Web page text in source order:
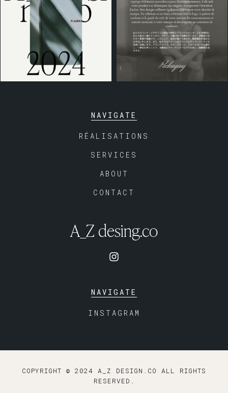
NAVIGATE
RÉALISATIONS
SERVICES
ABOUT
CONTACT
A_Z desing.co
NAVIGATE
INSTAGRAM
COPYRIGHT © 2024 A_Z DESIGN.CO ALL RIGHTS
RESERVED .